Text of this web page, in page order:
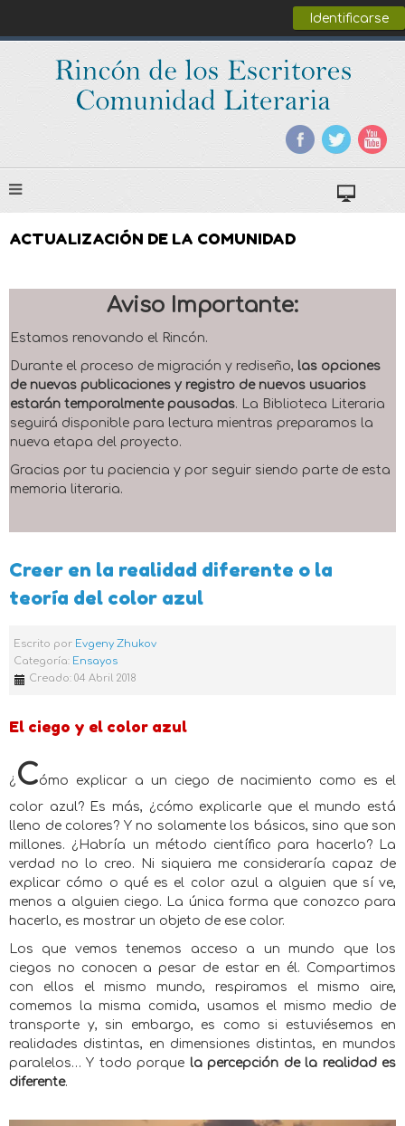
Identificarse
ACTUALIZACIÓN DE LA COMUNIDAD
Aviso Importante:
Estamos renovando el Rincón.
Durante el proceso de migración y rediseño, las opciones
de nuevas publicaciones y registro de nuevos usuarios
estarán temporalmente pausadas. La Biblioteca Literaria
seguirá disponible para lectura mientras preparamos la
nueva etapa del proyecto.
Gracias por tu paciencia y por seguir siendo parte de esta
memoria literaria.
Creer en la realidad diferente o la
teoría del color azul
Escrito por Evgeny Zhukov
Categoría: Ensayos
Creado: 04 Abril 2018
El ciego y el color azul
¿ Cómo explicar a un ciego de nacimiento como es el
color azul? Es más, ¿cómo explicarle que el mundo está
lleno de colores? Y no solamente los básicos, sino que son
millones. ¿Habría un método científico para hacerlo? La
verdad no lo creo. Ni siquiera me consideraría capaz de
explicar cómo o qué es el color azul a alguien que sí ve,
menos a alguien ciego. La única forma que conozco para
hacerlo, es mostrar un objeto de ese color.
Los que vemos tenemos acceso a un mundo que los
ciegos no conocen a pesar de estar en él. Compartimos
con ellos el mismo mundo, respiramos el mismo aire,
comemos la misma comida, usamos el mismo medio de
transporte y, sin embargo, es como si estuviésemos en
realidades distintas, en dimensiones distintas, en mundos
paralelos… Y todo porque la percepción de la realidad es
diferente.